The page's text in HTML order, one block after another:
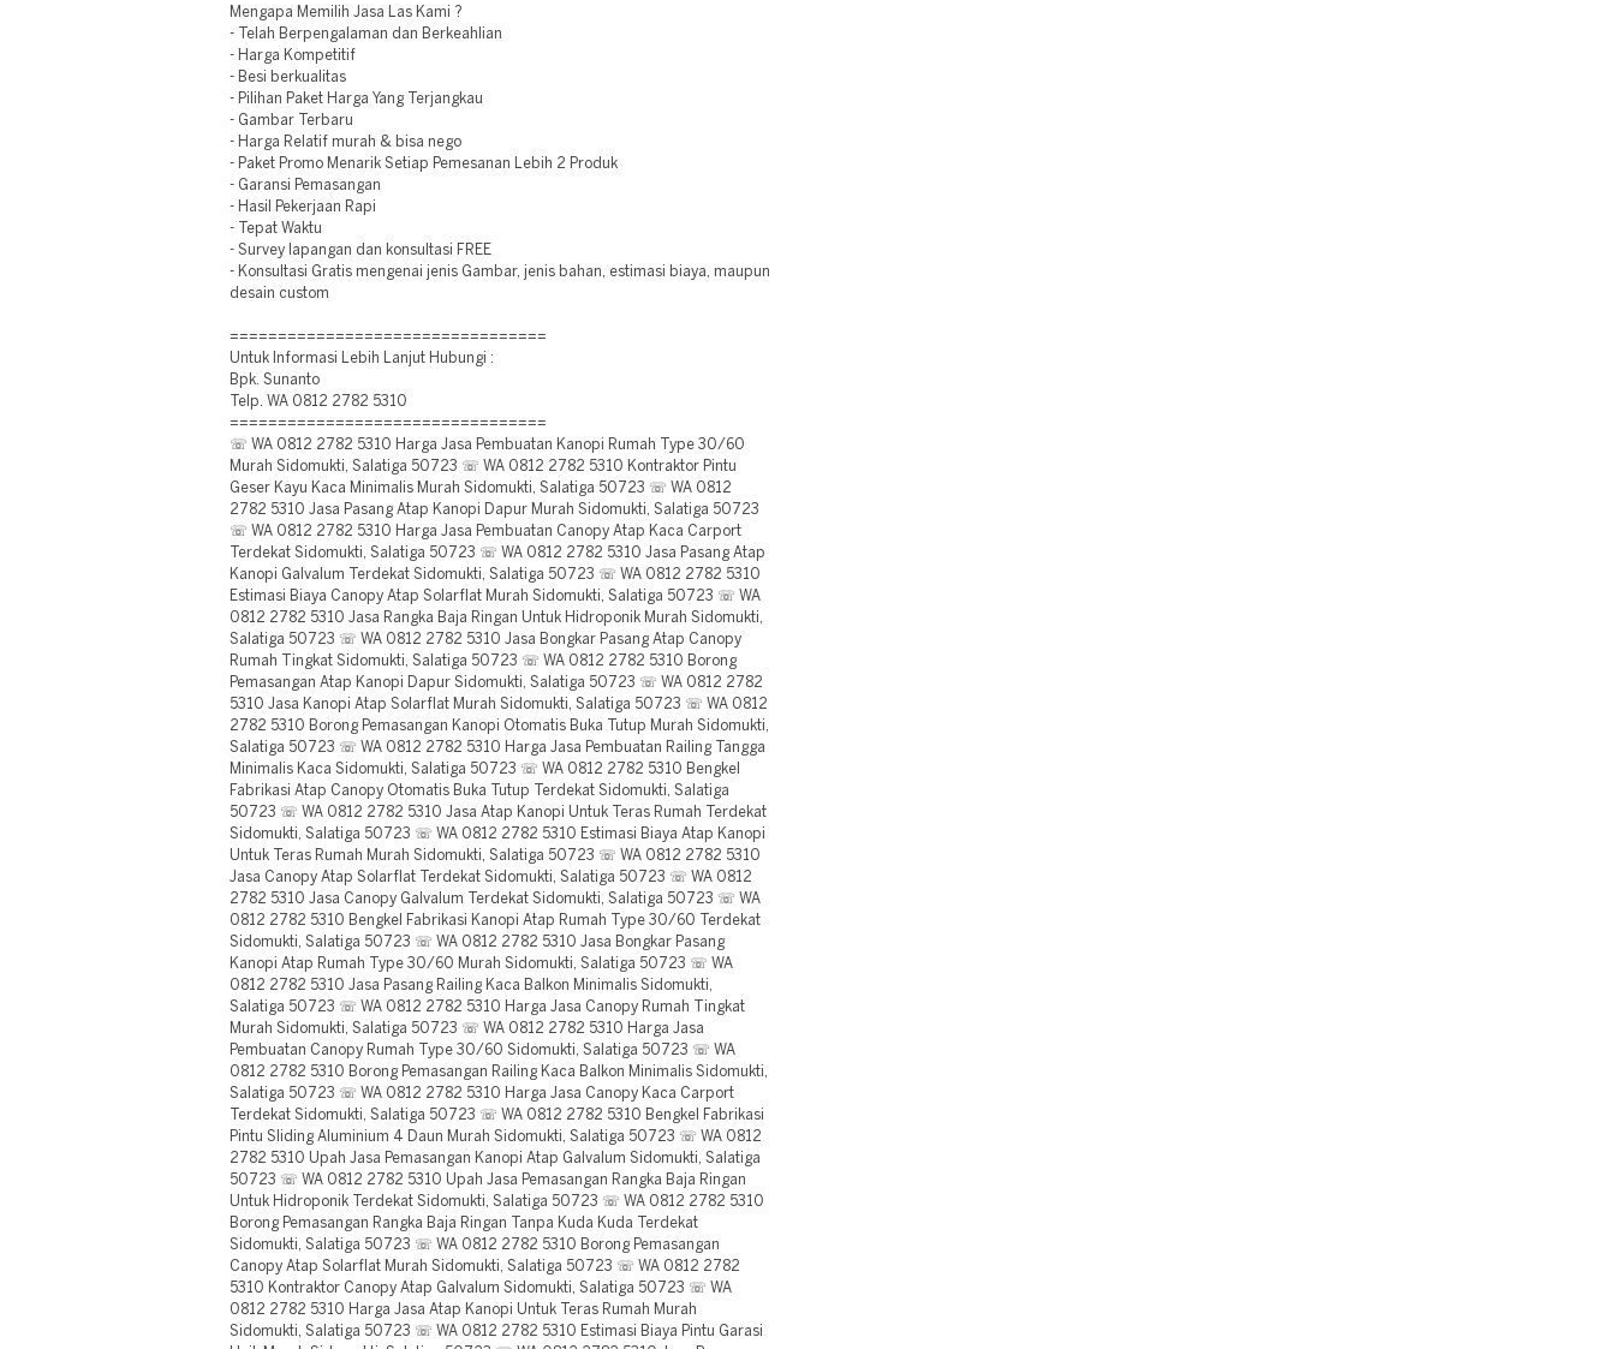
Mengapa Memilih Jasa Las Kami ?
- Telah Berpengalaman dan Berkeahlian
- Harga Kompetitif
- Besi berkualitas
- Pilihan Paket Harga Yang Terjangkau
- Gambar Terbaru
- Harga Relatif murah & bisa nego
- Paket Promo Menarik Setiap Pemesanan Lebih 2 Produk
- Garansi Pemasangan
- Hasil Pekerjaan Rapi
- Tepat Waktu
- Survey lapangan dan konsultasi FREE
- Konsultasi Gratis mengenai jenis Gambar, jenis bahan, estimasi biaya, maupun
desain custom
=================================
Untuk Informasi Lebih Lanjut Hubungi :
Bpk. Sunanto
Telp. WA 0812 2782 5310
=================================
☏ WA 0812 2782 5310 Harga Jasa Pembuatan Kanopi Rumah Type 30/60
Murah Sidomukti, Salatiga 50723 ☏ WA 0812 2782 5310 Kontraktor Pintu
Geser Kayu Kaca Minimalis Murah Sidomukti, Salatiga 50723 ☏ WA 0812
2782 5310 Jasa Pasang Atap Kanopi Dapur Murah Sidomukti, Salatiga 50723
☏ WA 0812 2782 5310 Harga Jasa Pembuatan Canopy Atap Kaca Carport
Terdekat Sidomukti, Salatiga 50723 ☏ WA 0812 2782 5310 Jasa Pasang Atap
Kanopi Galvalum Terdekat Sidomukti, Salatiga 50723 ☏ WA 0812 2782 5310
Estimasi Biaya Canopy Atap Solarflat Murah Sidomukti, Salatiga 50723 ☏ WA
0812 2782 5310 Jasa Rangka Baja Ringan Untuk Hidroponik Murah Sidomukti,
Salatiga 50723 ☏ WA 0812 2782 5310 Jasa Bongkar Pasang Atap Canopy
Rumah Tingkat Sidomukti, Salatiga 50723 ☏ WA 0812 2782 5310 Borong
Pemasangan Atap Kanopi Dapur Sidomukti, Salatiga 50723 ☏ WA 0812 2782
5310 Jasa Kanopi Atap Solarflat Murah Sidomukti, Salatiga 50723 ☏ WA 0812
2782 5310 Borong Pemasangan Kanopi Otomatis Buka Tutup Murah Sidomukti,
Salatiga 50723 ☏ WA 0812 2782 5310 Harga Jasa Pembuatan Railing Tangga
Minimalis Kaca Sidomukti, Salatiga 50723 ☏ WA 0812 2782 5310 Bengkel
Fabrikasi Atap Canopy Otomatis Buka Tutup Terdekat Sidomukti, Salatiga
50723 ☏ WA 0812 2782 5310 Jasa Atap Kanopi Untuk Teras Rumah Terdekat
Sidomukti, Salatiga 50723 ☏ WA 0812 2782 5310 Estimasi Biaya Atap Kanopi
Untuk Teras Rumah Murah Sidomukti, Salatiga 50723 ☏ WA 0812 2782 5310
Jasa Canopy Atap Solarflat Terdekat Sidomukti, Salatiga 50723 ☏ WA 0812
2782 5310 Jasa Canopy Galvalum Terdekat Sidomukti, Salatiga 50723 ☏ WA
0812 2782 5310 Bengkel Fabrikasi Kanopi Atap Rumah Type 30/60 Terdekat
Sidomukti, Salatiga 50723 ☏ WA 0812 2782 5310 Jasa Bongkar Pasang
Kanopi Atap Rumah Type 30/60 Murah Sidomukti, Salatiga 50723 ☏ WA
0812 2782 5310 Jasa Pasang Railing Kaca Balkon Minimalis Sidomukti,
Salatiga 50723 ☏ WA 0812 2782 5310 Harga Jasa Canopy Rumah Tingkat
Murah Sidomukti, Salatiga 50723 ☏ WA 0812 2782 5310 Harga Jasa
Pembuatan Canopy Rumah Type 30/60 Sidomukti, Salatiga 50723 ☏ WA
0812 2782 5310 Borong Pemasangan Railing Kaca Balkon Minimalis Sidomukti,
Salatiga 50723 ☏ WA 0812 2782 5310 Harga Jasa Canopy Kaca Carport
Terdekat Sidomukti, Salatiga 50723 ☏ WA 0812 2782 5310 Bengkel Fabrikasi
Pintu Sliding Aluminium 4 Daun Murah Sidomukti, Salatiga 50723 ☏ WA 0812
2782 5310 Upah Jasa Pemasangan Kanopi Atap Galvalum Sidomukti, Salatiga
50723 ☏ WA 0812 2782 5310 Upah Jasa Pemasangan Rangka Baja Ringan
Untuk Hidroponik Terdekat Sidomukti, Salatiga 50723 ☏ WA 0812 2782 5310
Borong Pemasangan Rangka Baja Ringan Tanpa Kuda Kuda Terdekat
Sidomukti, Salatiga 50723 ☏ WA 0812 2782 5310 Borong Pemasangan
Canopy Atap Solarflat Murah Sidomukti, Salatiga 50723 ☏ WA 0812 2782
5310 Kontraktor Canopy Atap Galvalum Sidomukti, Salatiga 50723 ☏ WA
0812 2782 5310 Harga Jasa Atap Kanopi Untuk Teras Rumah Murah
Sidomukti, Salatiga 50723 ☏ WA 0812 2782 5310 Estimasi Biaya Pintu Garasi